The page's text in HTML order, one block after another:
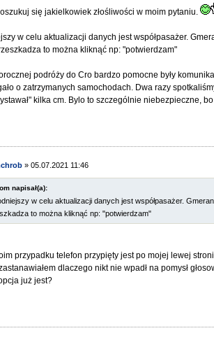
się jakielkowiek złośliwości w moim pytaniu.
w celu aktualizacji danych jest współpasażer.
to można kliknąć np: "potwierdzam"
podróży do Cro bardzo pomocne były
o zatrzymanych samochodach. Dwa razy
kilka cm. Bylo to szczególnie niebezpieczne,
» 05.07.2021 11:46
napisał(a):
w celu aktualizacji danych jest współpasażer.
to można kliknąć np: "potwierdzam"
przypadku telefon przypięty jest po mojej lewej
dlaczego nikt nie wpadł na pomysł
już jest?